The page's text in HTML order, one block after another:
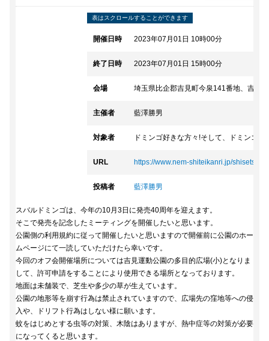
開催日時 2023年07月01日 10時00分
終了日時 2023年07月01日 15時00分
会場 埼玉県比企郡吉見町今泉141番地、吉見
主催者 藍澤勝男
対象者 ドミンゴ好きな方々!そして、ドミンゴに
URL https://www.nem-shiteikanri.jp/shisetsu/...
投稿者 藍澤勝男
スバルドミンゴは、今年の10月3日に発売40周年を迎えます。
そこで発売を記念したミーティングを開催したいと思います。
公園側の利用規約に従って開催したいと思いますので開催前に公園のホー
ムページにて一読していただけたら幸いです。
今回のオフ会開催場所については吉見運動公園の多目的広場(小)となりま
して、許可申請をすることにより使用できる場所となっております。
地面は未舗装で、芝生や多少の草が生えています。
公園の地形等を崩す行為は禁止されていますので、広場先の窪地等への侵
入や、ドリフト行為はしない様に願います。
蚊をはじめとする虫等の対策、木陰はありますが、熱中症等の対策が必要
になってくると思います。